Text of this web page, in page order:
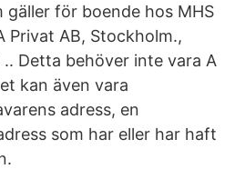
gäller för boende hos MHS
Privat AB, Stockholm.,
Detta behöver inte vara A
kan även vara
adress, en
som har eller har haft